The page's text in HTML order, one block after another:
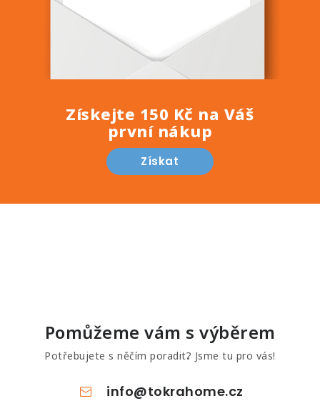
Získejte 150 Kč na Váš
první nákup
Získat
Pomůžeme vám s výběrem
Potřebujete s něčím poradit? Jsme tu pro vás!
info@tokrahome.cz